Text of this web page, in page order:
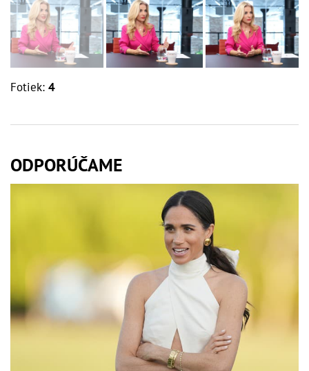
Fotiek: 4
ODPORÚČAME